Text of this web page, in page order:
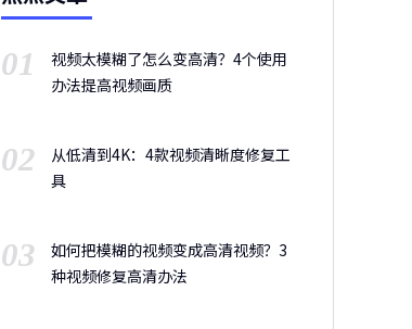
01
视频太模糊了怎么变高清？4个使用
办法提高视频画质
02
从低清到4K：4款视频清晰度修复工
具
03
如何把模糊的视频变成高清视频？3
种视频修复高清办法